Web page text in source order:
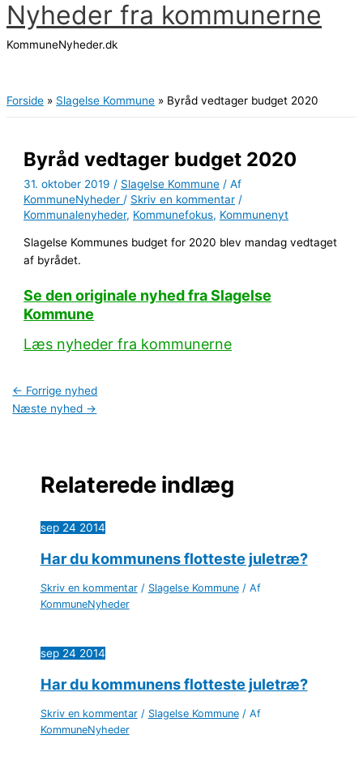
Gå
til
indholdet
Nyheder fra kommunerne
KommuneNyheder.dk
Forside
Slagelse Kommune Byråd vedtager budget 2020
Byråd vedtager budget 2020
31. oktober 2019 / Slagelse Kommune / Af
KommuneNyheder / Skriv en kommentar /
Kommunalenyheder, Kommunefokus, Kommunenyt
Slagelse Kommunes budget for 2020 blev mandag vedtaget
af byrådet.
Se den originale nyhed fra Slagelse
Kommune
Læs nyheder fra kommunerne
← Forrige nyhed
Næste nyhed →
Relaterede indlæg
sep 24 2014
Har du kommunens flotteste juletræ?
Skriv en kommentar / Slagelse Kommune/ Af
KommuneNyheder
sep 24 2014
Har du kommunens flotteste juletræ?
Skriv en kommentar / Slagelse Kommune/ Af
KommuneNyheder